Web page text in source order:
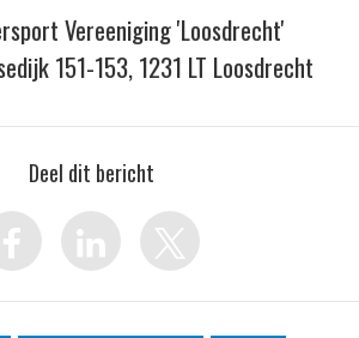
Vereeniging 'Loosdrecht'
151-153, 1231 LT Loosdrecht
Deel dit bericht